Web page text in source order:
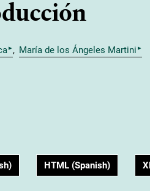
▸ María de los Ángeles Martini ▸
HTML (Spanish)